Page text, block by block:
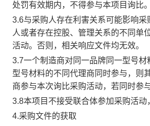
处罚有效期内，不得参与本项目询比。
3.6与采购人存在利害关系可能影响
人或者存在控股、管理关系的不同单
活动。否则，相关响应文件均无效。
3.7一个制造商对同一品牌同一型号
型号材料的不同代理商同时参与，则
商参与本次询比采购活动，若同时参
3.8本项目不接受联合体参加采购活动
4.采购文件的获取